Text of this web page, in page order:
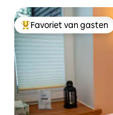
Topfavoriet van gasten
Favoriet van gasten